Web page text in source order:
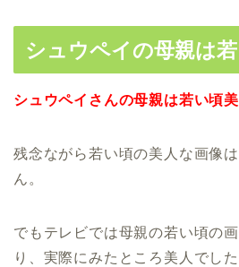
シュウペイの母親は若
シュウペイさんの母親は若い頃美
残念ながら若い頃の美人な画像
ん。
でもテレビでは母親の若い頃の
り、実際にみたところ美人でした